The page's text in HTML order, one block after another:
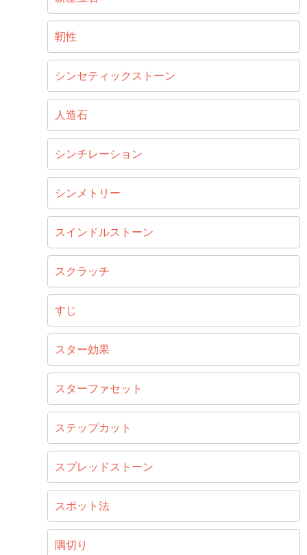
靭性
シンセティックストーン
人造石
シンチレーション
シンメトリー
スインドルストーン
スクラッチ
すじ
スター効果
スターファセット
ステップカット
スプレッドストーン
スポット法
隅切り